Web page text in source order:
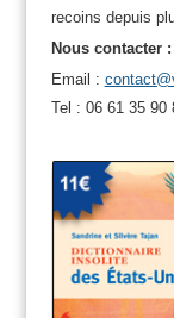
recoins depuis
Nous contacter :
Email :
Tel : 06 61 35 90